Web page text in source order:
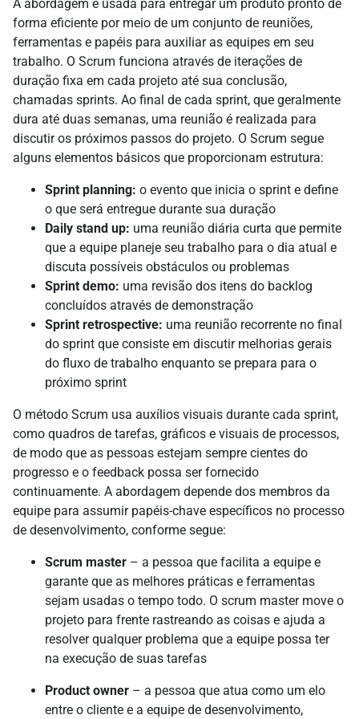
A abordagem é usada para entregar um produto pronto de
forma eficiente por meio de um conjunto de reuniões,
ferramentas e papéis para auxiliar as equipes em seu
trabalho. O Scrum funciona através de iterações de
duração fixa em cada projeto até sua conclusão,
chamadas sprints. Ao final de cada sprint, que geralmente
dura até duas semanas, uma reunião é realizada para
discutir os próximos passos do projeto. O Scrum segue
alguns elementos básicos que proporcionam estrutura:
Sprint planning: o evento que inicia o sprint e define
o que será entregue durante sua duração
Daily stand up: uma reunião diária curta que permite
que a equipe planeje seu trabalho para o dia atual e
discuta possíveis obstáculos ou problemas
Sprint demo: uma revisão dos itens do backlog
concluídos através de demonstração
Sprint retrospective: uma reunião recorrente no final
do sprint que consiste em discutir melhorias gerais
do fluxo de trabalho enquanto se prepara para o
próximo sprint
O método Scrum usa auxílios visuais durante cada sprint,
como quadros de tarefas, gráficos e visuais de processos,
de modo que as pessoas estejam sempre cientes do
progresso e o feedback possa ser fornecido
continuamente. A abordagem depende dos membros da
equipe para assumir papéis-chave específicos no processo
de desenvolvimento, conforme segue:
Scrum master – a pessoa que facilita a equipe e
garante que as melhores práticas e ferramentas
sejam usadas o tempo todo. O scrum master move o
projeto para frente rastreando as coisas e ajuda a
resolver qualquer problema que a equipe possa ter
na execução de suas tarefas
Product owner – a pessoa que atua como um elo
entre o cliente e a equipe de desenvolvimento,